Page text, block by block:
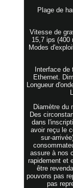
Plage de
Vitesse de
15,7 ips (400
Modes
Interface
Ethernet.
Longueur
Diamètre du
Des
dans
avoir reçu le
sur-
assure à nos
rapidement et
être
pouvons pas
pas